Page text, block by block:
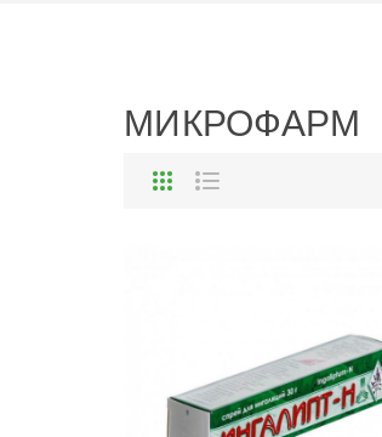
МИКРОФАРМ